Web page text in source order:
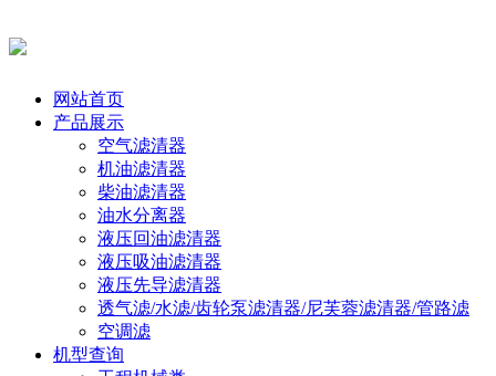
网站首页
产品展示
空气滤清器
机油滤清器
柴油滤清器
油水分离器
液压回油滤清器
液压吸油滤清器
液压先导滤清器
透气滤/水滤/齿轮泵滤清器/尼芙蓉滤清器/管路滤
空调滤
机型查询